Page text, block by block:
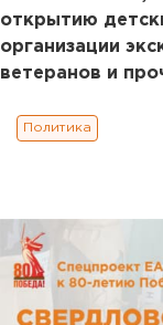
открытию
организации
ветеранов и
Политика